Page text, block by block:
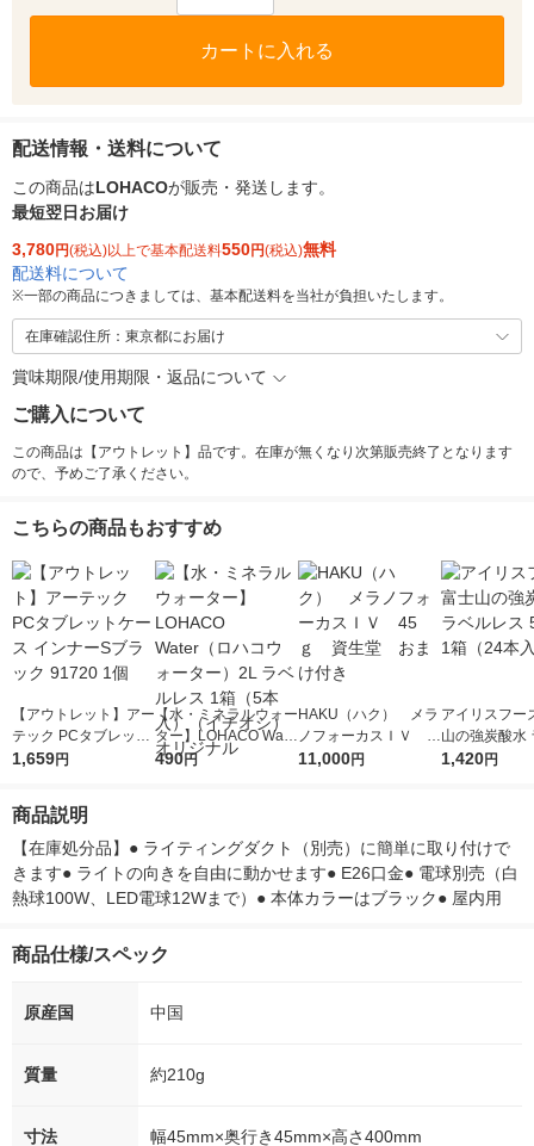
カートに入れる
配送情報・送料について
この商品はLOHACOが販売・発送します。
最短翌日お届け
3,780円(税込)以上で基本配送料550円(税込)無料
配送料について
※一部の商品につきましては、基本配送料を当社が負担いたします。
在庫確認住所：東京都にお届け
賞味期限/使用期限・返品について
ご購入について
この商品は【アウトレット】品です。在庫が無くなり次第販売終了となります
ので、予めご了承ください。
こちらの商品もおすすめ
【アウトレット】アー
テック PCタブレット
ケース インナーSブラ
1,659円
【水・ミネラルウォー
ター】LOHACO Wate
r（ロハコウォータ
490円
HAKU（ハク） メラ
ノフォーカスＩＶ 4
5ｇ 資生堂 おまけ
11,000円
アイリスフー
山の強炭酸水
レス 500ml 1
1,420円
商品説明
【在庫処分品】● ライティングダクト（別売）に簡単に取り付けで
きます● ライトの向きを自由に動かせます● E26口金● 電球別売（白
熱球100W、LED電球12Wまで）● 本体カラーはブラック● 屋内用
商品仕様/スペック
原産国 中国
質量 約210g
寸法 幅45mm×奥行き45mm×高さ400mm